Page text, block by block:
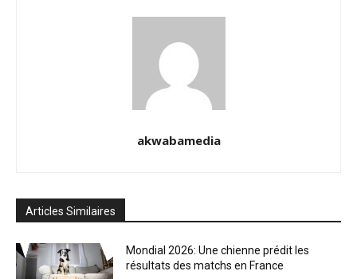
akwabamedia
Articles Similaires
Mondial 2026: Une chienne prédit les
résultats des matchs en France